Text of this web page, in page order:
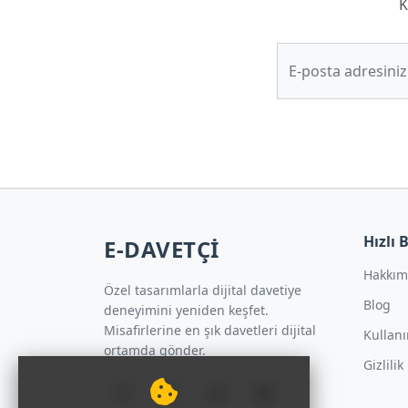
E-DAVETÇİ
Özel tasarımlarla dijital davetiye
deneyimini yeniden keşfet.
Misafirlerine en şık davetleri dijital
ortamda gönder.
Hızlı
Blog
Gizlilik